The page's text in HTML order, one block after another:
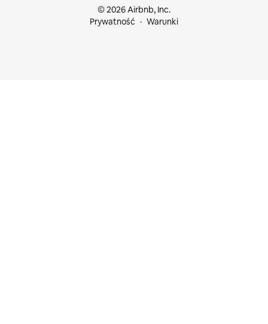
© 2026 Airbnb, Inc.
Prywatność
Warunki